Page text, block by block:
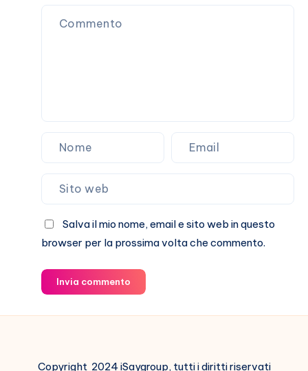
Salva il mio nome, email e sito web in questo
browser per la prossima volta che commento.
Invia commento
Copyright 2024 iSaygroup, tutti i diritti riservati